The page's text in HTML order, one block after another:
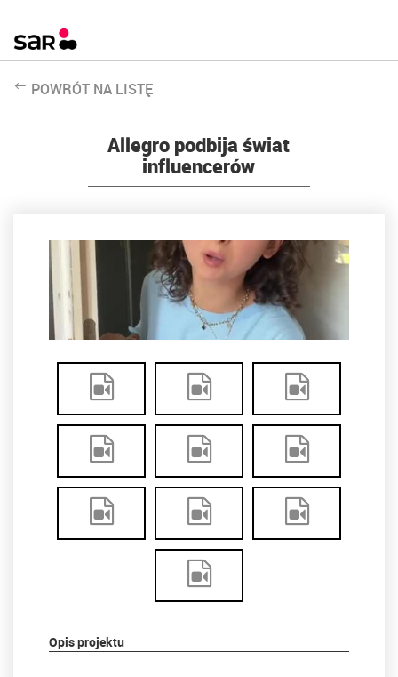
POWRÓT NA LISTĘ
Allegro podbija świat
influencerów
Opis projektu